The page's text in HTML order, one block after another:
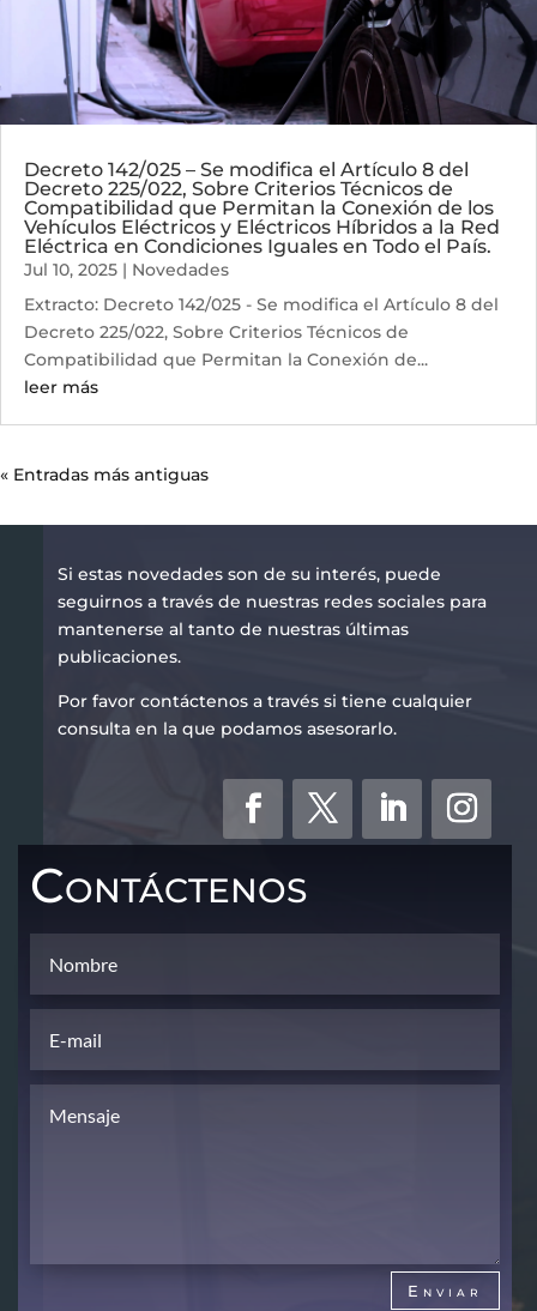
Decreto 142/025 – Se modifica el Artículo 8 del
Decreto 225/022, Sobre Criterios Técnicos de
Compatibilidad que Permitan la Conexión de los
Vehículos Eléctricos y Eléctricos Híbridos a la Red
Eléctrica en Condiciones Iguales en Todo el País.
Jul 10, 2025 | Novedades
Extracto: Decreto 142/025 - Se modifica el Artículo 8 del
Decreto 225/022, Sobre Criterios Técnicos de
Compatibilidad que Permitan la Conexión de...
leer más
« Entradas más antiguas
Si estas novedades son de su interés, puede
seguirnos a través de nuestras redes sociales para
mantenerse al tanto de nuestras últimas
publicaciones.
Por favor contáctenos a través si tiene cualquier
consulta en la que podamos asesorarlo.
Contáctenos
Enviar